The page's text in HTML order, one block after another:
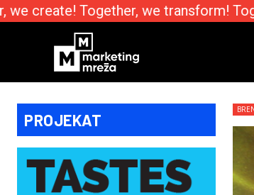
create! Together, we transform!
PROJEKAT